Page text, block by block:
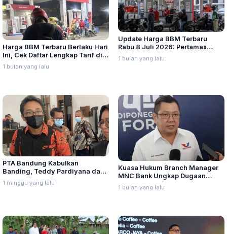
Harga BBM Terbaru Berlaku Hari
Ini, Cek Daftar Lengkap Tarif di
Seluruh Indonesia
1 bulan yang lalu
Update Harga BBM Terbaru
Rabu 8 Juli 2026: Pertamax
Turbo, Dexlite, dan Pertamina
Dex Turun
1 bulan yang lalu
PTA Bandung Kabulkan
Banding, Teddy Pardiyana dan
Bintang Ditetapkan Ahli Waris
Lina Jubaedah
1 minggu yang lalu
Kuasa Hukum Branch Manager
MNC Bank Ungkap Dugaan
Penganiayaan oleh Hary Tanoe
di MNC Towe
1 bulan yang lalu